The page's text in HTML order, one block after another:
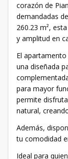
corazón de
demandadas
260.23 m²,
y amplitud en
El
una diseñada
para mayor
permite
natural,
Además,
tu comodidad
Ideal para